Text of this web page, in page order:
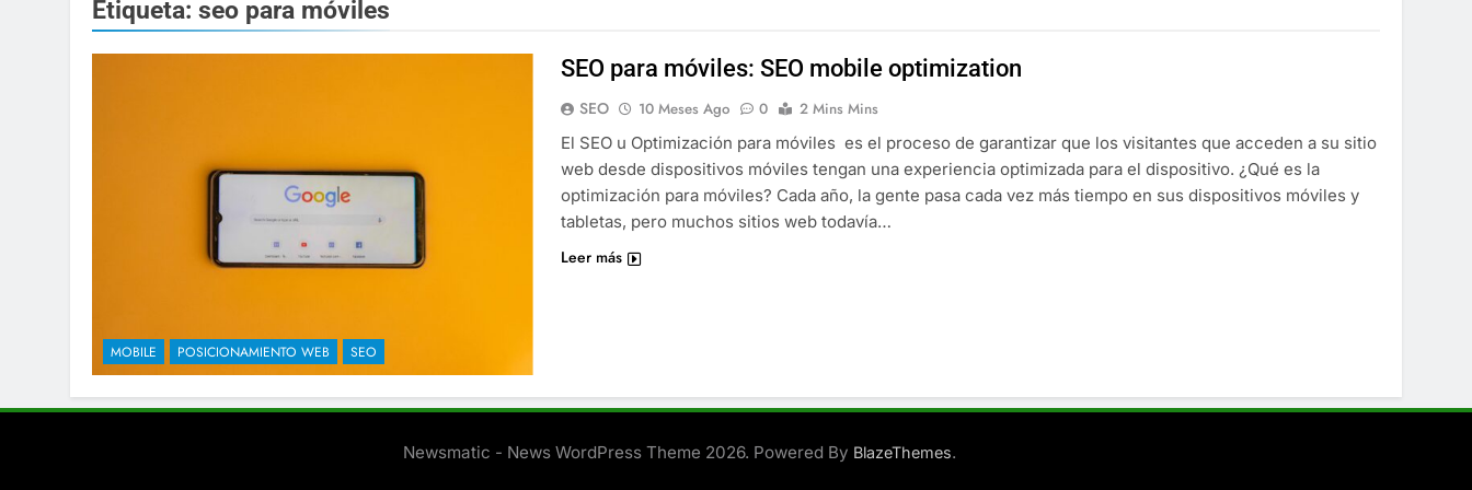
Etiqueta: seo para móviles
MOBILE POSICIONAMIENTO WEB SEO
SEO para móviles: SEO mobile optimization
SEO 10 Meses Ago 0
2 Mins Mins
El SEO u Optimización para móviles es el proceso de garantizar que los visitantes que acceden a su sitio
web desde dispositivos móviles tengan una experiencia optimizada para el dispositivo. ¿Qué es la
optimización para móviles? Cada año, la gente pasa cada vez más tiempo en sus dispositivos móviles y
tabletas, pero muchos sitios web todavía…
Leer más
Newsmatic - News WordPress Theme 2026. Powered By BlazeThemes.